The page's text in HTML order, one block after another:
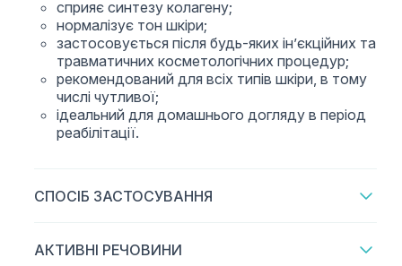
сприяє синтезу колагену;
нормалізує тон шкіри;
застосовується після будь-яких ін’єкційних та
травматичних косметологічних процедур;
рекомендований для всіх типів шкіри, в тому
числі чутливої;
ідеальний для домашнього догляду в період
реабілітації.
СПОСІБ ЗАСТОСУВАННЯ
АКТИВНІ РЕЧОВИНИ